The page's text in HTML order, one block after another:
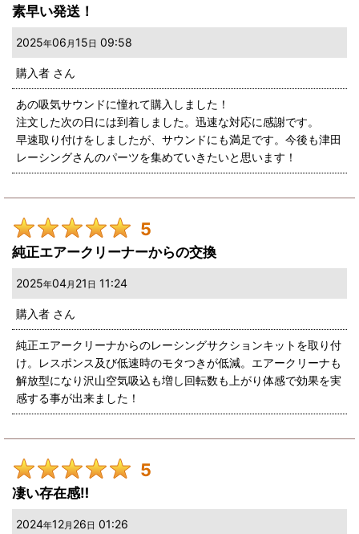
素早い発送！
2025年06 月 15 日 09:58
購入者 さん
あの吸気サウンドに憧れて購入しました！
注文した次の日には到着しました。迅速な対応に感謝です。
早速取り付けをしましたが、サウンドにも満足です。今後も津田
レーシングさんのパーツを集めていきたいと思います！
5
純正エアークリーナーからの交換
2025年04月 21 日 11:24
購入者 さん
純正エアークリーナからのレーシングサクションキットを取り付
け。レスポンス及び低速時のモタつきが低減。エアークリーナも
解放型になり沢山空気吸込も増し回転数も上がり体感で効果を実
感する事が出来ました！
5
凄い存在感‼️
2024年12月 26 日 01:26